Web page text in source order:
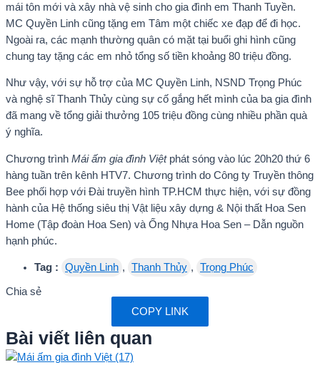
mái tôn mới và xây nhà vệ sinh cho gia đình em Thanh Tuyền.
MC Quyền Linh cũng tặng em Tâm một chiếc xe đạp để đi học.
Ngoài ra, các mạnh thường quân có mặt tại buổi ghi hình cũng
chung tay tặng các em nhỏ tổng số tiền khoảng 80 triệu đồng.
Như vậy, với sự hỗ trợ của MC Quyền Linh, NSND Trọng Phúc
và nghệ sĩ Thanh Thủy cùng sự cố gắng hết mình của ba gia đình
đã mang về tổng giải thưởng 105 triệu đồng cùng nhiều phần quà
ý nghĩa.
Chương trình Mái ấm gia đình Việt phát sóng vào lúc 20h20 thứ 6
hàng tuần trên kênh HTV7. Chương trình do Công ty Truyền thông
Bee phối hợp với Đài truyền hình TP.HCM thực hiện, với sự đồng
hành của Hệ thống siêu thị Vật liệu xây dựng & Nội thất Hoa Sen
Home (Tập đoàn Hoa Sen) và Ống Nhựa Hoa Sen – Dẫn nguồn
hạnh phúc.
Tag : Quyền Linh , Thanh Thủy , Trọng Phúc
Chia sẻ
COPY LINK
Bài viết liên quan